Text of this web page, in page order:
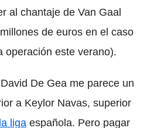
al chantaje de Van Gaal
de euros en el caso
operación este verano).
De Gea me parece un
a Keylor Navas, superior
la liga española. Pero pagar